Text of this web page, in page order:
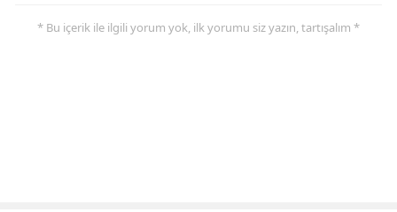
* Bu içerik ile ilgili yorum yok, ilk yorumu siz yazın, tartışalım *